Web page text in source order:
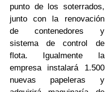
punto de los soterrados,
junto con la renovación
de contenedores y
sistema de control de
flota. Igualmente la
empresa instalará 1.500
nuevas papeleras y